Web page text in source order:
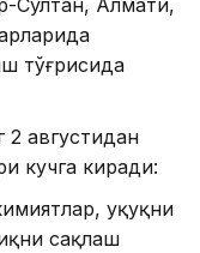
Султан, Алмати,
тўғрисида
2 августидан
кучга киради:
ҳуқуқни
сақлаш